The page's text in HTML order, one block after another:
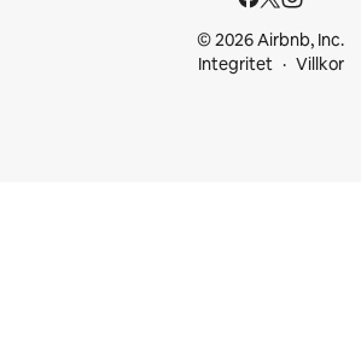
© 2026 Airbnb, Inc.
Integritet
Villkor